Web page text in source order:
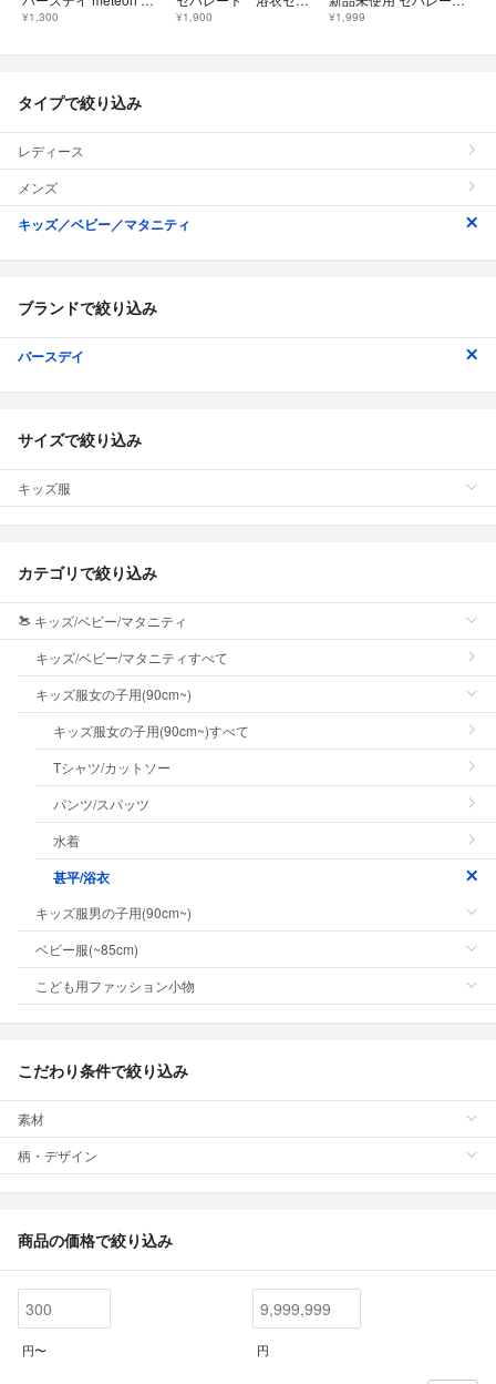
¥1,300 ¥1,900 ¥1,999
タイプで絞り込み
レディース
メンズ
キッズ／ベビー／マタニティ
ブランドで絞り込み
バースデイ
サイズで絞り込み
キッズ服
カテゴリで絞り込み
キッズ/ベビー/マタニティ
キッズ/ベビー/マタニティすべて
キッズ服女の子用(90cm~)
キッズ服女の子用(90cm~)すべて
Tシャツ/カットソー
パンツ/スパッツ
水着
甚平/浴衣
キッズ服男の子用(90cm~)
ベビー服(~85cm)
こども用ファッション小物
こだわり条件で絞り込み
素材
柄・デザイン
商品の価格で絞り込み
円〜 円